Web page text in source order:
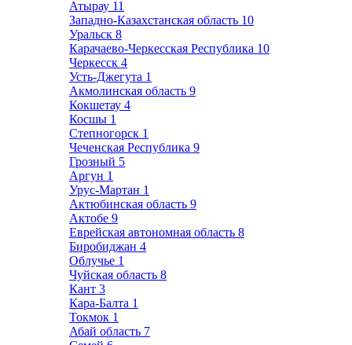
Атырау 11
Западно-Казахстанская область 10
Уральск 8
Карачаево-Черкесская Республика 10
Черкесск 4
Усть-Джегута 1
Акмолинская область 9
Кокшетау 4
Косшы 1
Степногорск 1
Чеченская Республика 9
Грозный 5
Аргун 1
Урус-Мартан 1
Актюбинская область 9
Актобе 9
Еврейская автономная область 8
Биробиджан 4
Облучье 1
Чуйская область 8
Кант 3
Кара-Балта 1
Токмок 1
Абай область 7